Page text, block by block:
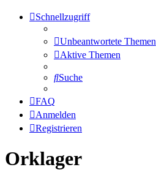
Schnellzugriff
Unbeantwortete Themen
Aktive Themen
Suche
FAQ
Anmelden
Registrieren
Orklager